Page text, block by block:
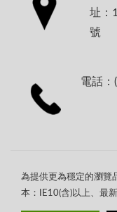
址：
號
電話：
為提供更為穩定的瀏覽
本：IE10(含)以上、最